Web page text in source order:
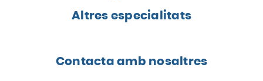
Altres especialitats
Contacta amb nosaltres